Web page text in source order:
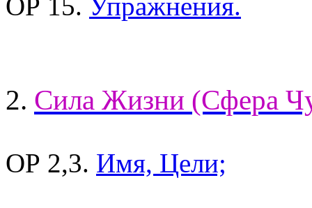
2. Сила Жизни (Сфера
ОР 2,3. Имя, Цели;